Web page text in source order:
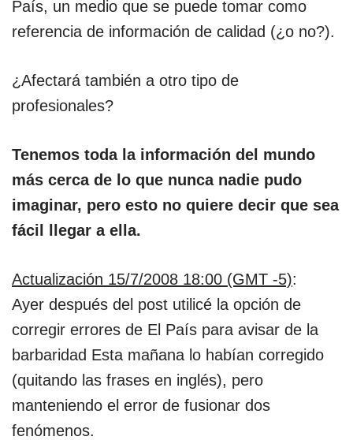
País, un medio que se puede tomar como
referencia de información de calidad (¿o no?).
¿Afectará también a otro tipo de
profesionales?
Tenemos toda la información del mundo
más cerca de lo que nunca nadie pudo
imaginar, pero esto no quiere decir que sea
fácil llegar a ella.
Actualización 15/7/2008 18:00 (GMT -5):
Ayer después del post utilicé la opción de
corregir errores de El País para avisar de la
barbaridad Esta mañana lo habían corregido
(quitando las frases en inglés), pero
manteniendo el error de fusionar dos
fenómenos.